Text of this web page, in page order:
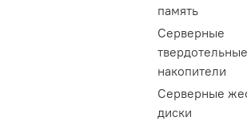
память
Серверные
твердотельные
накопители
Серверные
диски